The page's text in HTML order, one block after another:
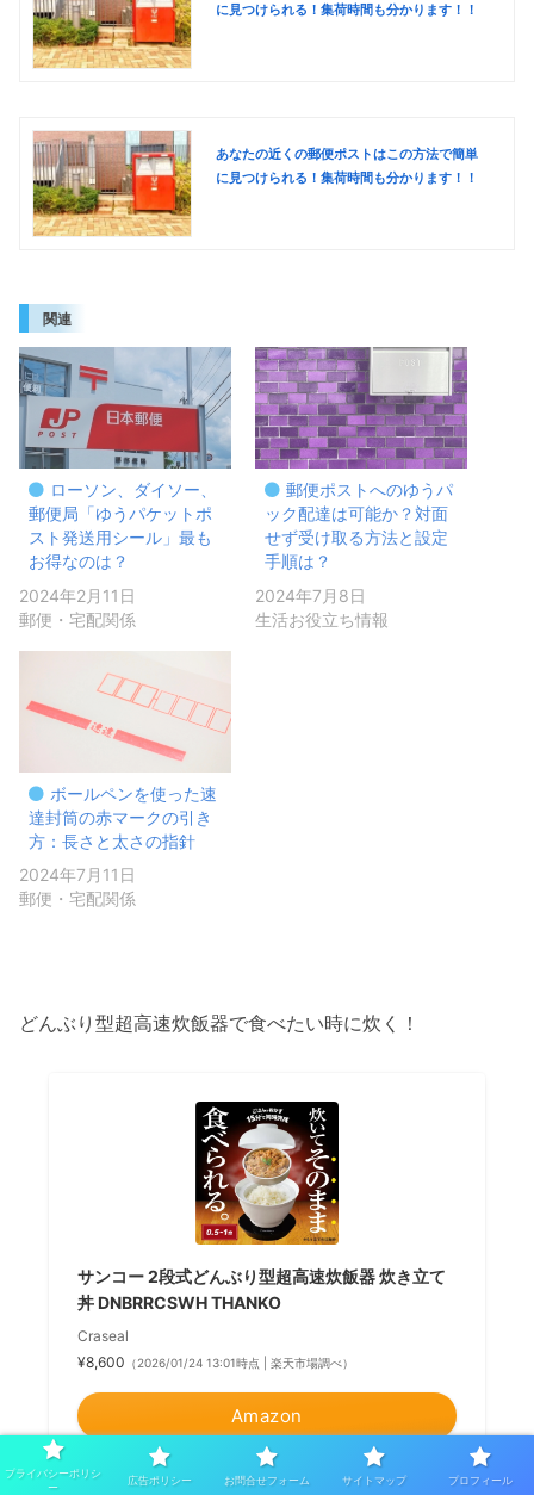
に見つけられる！集荷時間も分かります！！
あなたの近くの郵便ポストはこの方法で簡単
に見つけられる！集荷時間も分かります！！
関連
ローソン、ダイソー、
郵便局「ゆうパケットポ
スト発送用シール」最も
お得なのは？
2024年2月11日
郵便・宅配関係
郵便ポストへのゆうパ
ック配達は可能か？対面
せず受け取る方法と設定
手順は？
2024年7月8日
生活お役立ち情報
ボールペンを使った速
達封筒の赤マークの引き
方：長さと太さの指針
2024年7月11日
郵便・宅配関係
どんぶり型超高速炊飯器で食べたい時に炊く！
サンコー 2段式どんぶり型超高速炊飯器 炊き立て
丼 DNBRRCSWH THANKO
Craseal
¥8,600 （2026/01/24 13:01時点 | 楽天市場調べ）
Amazon
楽天市場
プライバシーポリシ
ー
広告ポリシー お問合せフォーム サイトマップ プロフィール